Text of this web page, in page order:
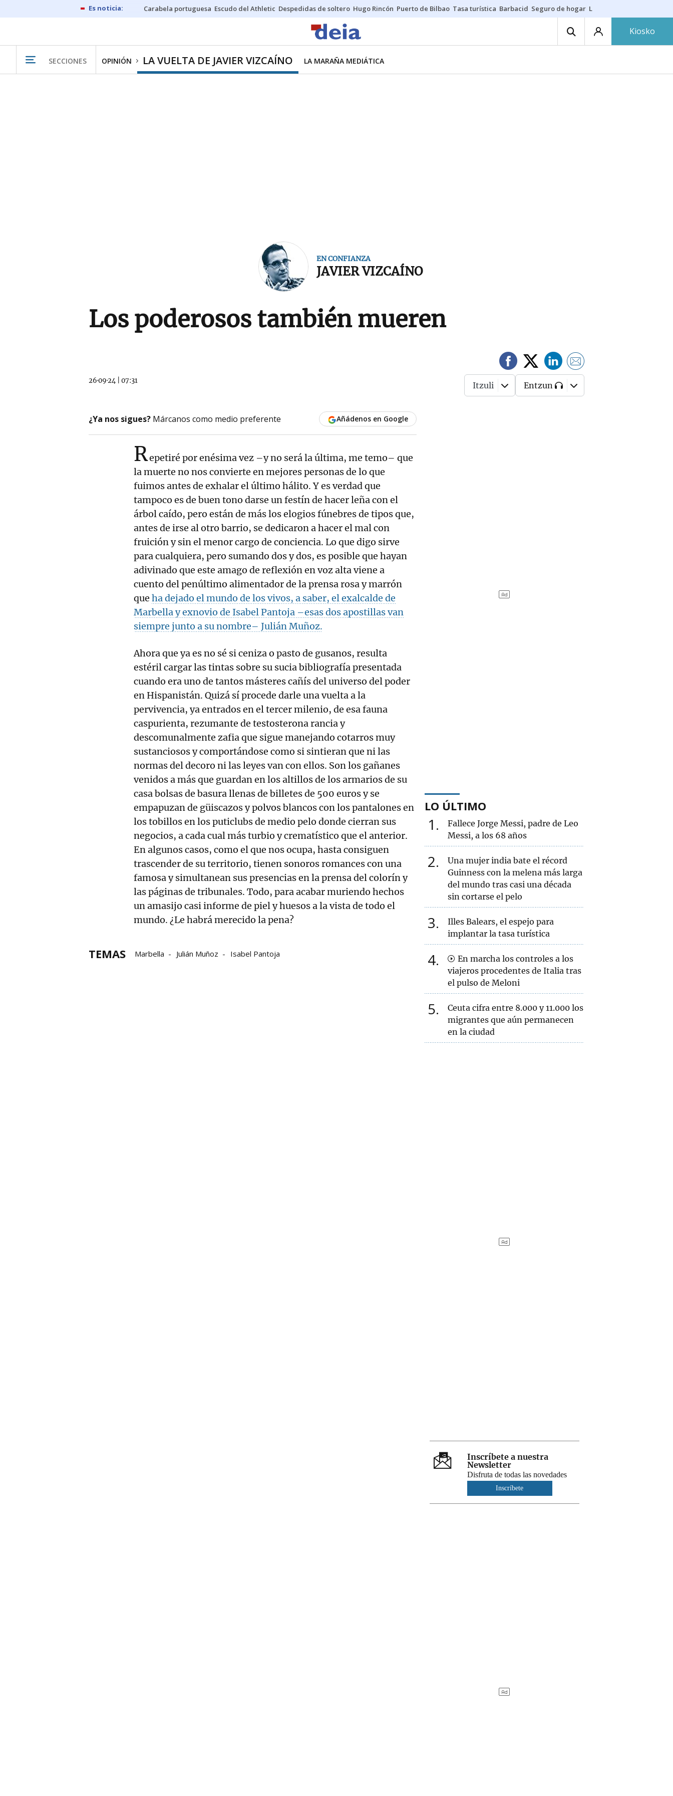
Carabela portuguesa Escudo del Athletic Despedidas de soltero Hugo Rincón Puerto de Bilbao Tasa turística Barbacid Seguro de hogar Lío Athletic-Osasuna
Kiosko
SECCIONES OPINIÓN LA VUELTA DE JAVIER VIZCAÍNO LA MARAÑA MEDIÁTICA
EN CONFIANZA
JAVIER VIZCAÍNO
Los poderosos también mueren
26·09·24 07:31 Itzuli Entzun
¿Ya nos sigues? Márcanos como medio preferente Añádenos en Google
Repetiré por enésima vez –y no será la última, me temo– que
la muerte no nos convierte en mejores personas de lo que
fuimos antes de exhalar el último hálito. Y es verdad que
tampoco es de buen tono darse un festín de hacer leña con el
árbol caído, pero están de más los elogios fúnebres de tipos que,
antes de irse al otro barrio, se dedicaron a hacer el mal con
fruición y sin el menor cargo de conciencia. Lo que digo sirve
para cualquiera, pero sumando dos y dos, es posible que hayan
adivinado que este amago de reflexión en voz alta viene a
cuento del penúltimo alimentador de la prensa rosa y marrón
que ha dejado el mundo de los vivos, a saber, el exalcalde de
Marbella y exnovio de Isabel Pantoja –esas dos apostillas van
siempre junto a su nombre– Julián Muñoz.
Ahora que ya es no sé si ceniza o pasto de gusanos, resulta
estéril cargar las tintas sobre su sucia bibliografía presentada
cuando era uno de tantos másteres cañís del universo del poder
en Hispanistán. Quizá sí procede darle una vuelta a la
pervivencia, ya entrados en el tercer milenio, de esa fauna
caspurienta, rezumante de testosterona rancia y
descomunalmente zafia que sigue manejando cotarros muy
sustanciosos y comportándose como si sintieran que ni las
normas del decoro ni las leyes van con ellos. Son los gañanes
venidos a más que guardan en los altillos de los armarios de su
casa bolsas de basura llenas de billetes de 500 euros y se
empapuzan de güiscazos y polvos blancos con los pantalones en
los tobillos en los puticlubs de medio pelo donde cierran sus
negocios, a cada cual más turbio y crematístico que el anterior.
En algunos casos, como el que nos ocupa, hasta consiguen
trascender de su territorio, tienen sonoros romances con una
famosa y simultanean sus presencias en la prensa del colorín y
las páginas de tribunales. Todo, para acabar muriendo hechos
un amasijo casi informe de piel y huesos a la vista de todo el
mundo. ¿Le habrá merecido la pena?
TEMAS Marbella Julián Muñoz Isabel Pantoja
LO ÚLTIMO
1
Fallece Jorge Messi, padre de Leo
Messi, a los 68 años
2
Una mujer india bate el récord
Guinness con la melena más larga
del mundo tras casi una década
sin cortarse el pelo
3
Illes Balears, el espejo para
implantar la tasa turística
4
En marcha los controles a los
viajeros procedentes de Italia tras
el pulso de Meloni
5
Ceuta cifra entre 8.000 y 11.000 los
migrantes que aún permanecen
en la ciudad
Inscríbete a nuestra
Newsletter
Disfruta de todas las novedades
Inscríbete